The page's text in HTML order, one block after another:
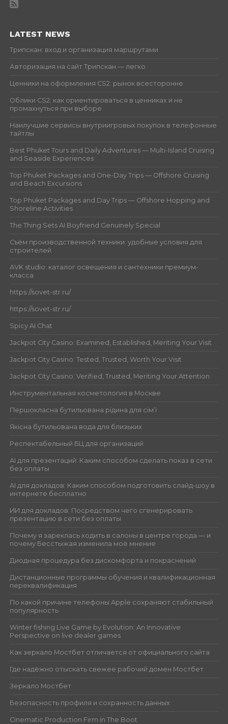
LATEST NEWS
Трипскан: вход и организация маршрутами
Авторизация на сайт Трипскан — легко
Ценники на оформления CS2: рынок всесторонне
Облики CS2: как ориентироваться в ценниках и не
промахнуться при выборе
Наилучшие сервисы внутриигровых покупок в телефонные
тайтлы
Best Phuket Tours and Daily Adventures — Multi-Island Cruising
and Seaside Experiences
Top Phuket Packages and One-Day Trips — Offshore Cruising
and Beach Excursions
Top Phuket Packages and Day Trips — Offshore Hopping and
Shoreline Activities
The Thing Sets AI Boyfriend Genuinely Special
Съём производственной техники: удобные условия для
строителей
AVK studio: каталог освещения и сантехники премиум-
класса
https://sovet-str.ru/
https://sovet-str.ru/
Spicy AI Chat
Jackpot City Casino: Examined, Established, Meriting Your Visit
Jackpot City Casino: Tested, Trusted, Worth Your Visit
Jackpot City Casino: Verified, Trusted, Meriting Your Attention
Инструментальная косметология в Москве
Першокласна бутильована рідина для сім’ї
Якісна бутильована вода для близьких
Респектабельный БЦ для организаций
AI для презентаций: Каким способом сделать показ в сети
без оплаты
AI для докладов: Каким способом подготовить слайд-шоу в
интернете бесплатно
ИИ для докладов: Посредством чего сгенерировать
презентацию в сети без оплаты
Почему я зареклась ходить в салоны в центре города — и
почему Бесстыжая изменила моё мнение
Диодная процедура без дискомфорта и покраснений
Дистанционные программы обучения и квалификационная
переквалификация
По какой причине телефоны Apple сохраняют стабильный
популярность
Winter fishing Live Game by Evolution: An Innovative
Perspective on live dealer games
Как зеркало Мостбет отличается от официального сайта
Где надёжно отыскать свежее рабочий домен Мостбет
Зеркало Мостбет
Безопасность профиля и сохранность данных
Cinematic Production Firm in The Boot